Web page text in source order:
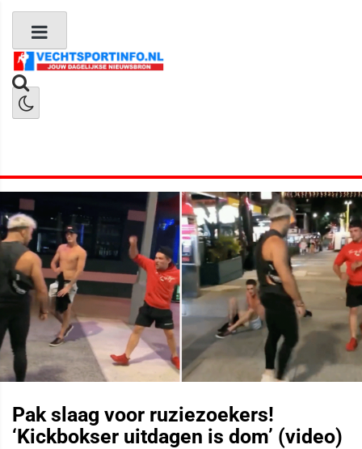
Pak slaag voor ruziezoekers!
‘Kickbokser uitdagen is dom’ (video)